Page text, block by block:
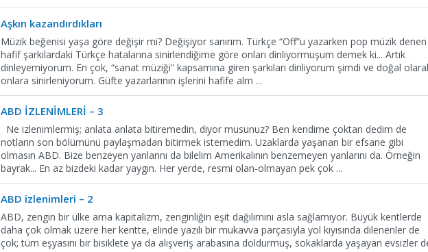
Aşkın kazandırdıkları
Müzik beğenisi yaşa göre değişir mi? Değişiyor sanırım. Türkçe “Off”u yazarken pop müzik denen
hafif şarkılardaki Türkçe hatalarına sinirlendiğime göre onları dinliyormuşum demek ki... Artık
dinleyemiyorum. En çok, “sanat müziği” kapsamına giren şarkıları dinliyorum şimdi ve doğal
onlara sinirleniyorum. Güfte yazarlarının işlerini hafife alm ...
ABD İZLENİMLERİ – 3
Ne izlenimlermiş; anlata anlata bitiremedin, diyor musunuz? Ben kendime çoktan dedim de
notların son bölümünü paylaşmadan bitirmek istemedim. Uzaklarda yaşanan bir efsane gibi
olmasın ABD. Bize benzeyen yanlarını da bilelim Amerikalının benzemeyen yanlarını da. Örneğin
bayrak... En az bizdeki kadar yaygın. Her yerde, resmi olan-olmayan pek çok ...
ABD izlenimleri – 2
ABD, zengin bir ülke ama kapitalizm, zenginliğin eşit dağılımını asla sağlamıyor. Büyük kentlerde
daha çok olmak üzere her kentte, elinde yazılı bir mukavva parçasıyla yol kıyısında dilenenler de
çok; tüm eşyasını bir bisiklete ya da alışveriş arabasına doldurmuş, sokaklarda yaşayan evsizler